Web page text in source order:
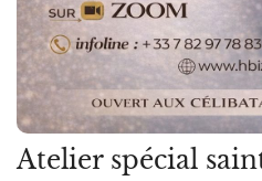
Atelier spécial